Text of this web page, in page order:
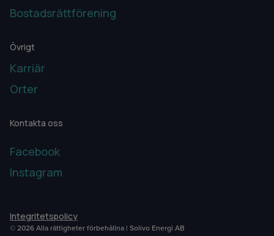
Bostadsrättförening
Övrigt
Karriär
Orter
Kontakta oss
Facebook
Instagram
Integritetspolicy
© 2026 Alla rättigheter förbehållna | Solivo Energi AB